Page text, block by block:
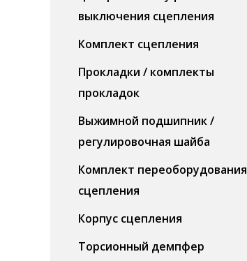
выключения сцепления
Комплект сцепления
Прокладки / комплекты
прокладок
Выжимной подшипник /
регулировочная шайба
Комплект переоборудования
сцепления
Корпус сцепления
Торсионный демпфер